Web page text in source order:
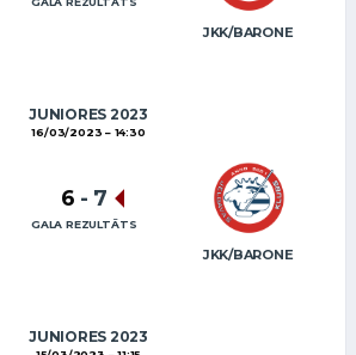
JKK/BARONE
JUNIORES 2023
16/03/2023 14:30
JKK/BARONE
6 - 7
GALA REZULTĀTS
JUNIORES 2023